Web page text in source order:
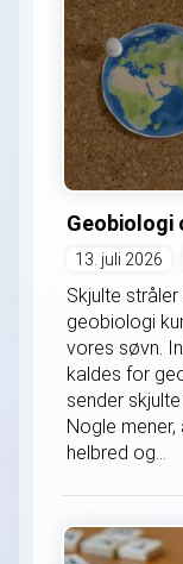
Geobiologi
13. juli 2026
Skjulte
geobiologi
vores søvn.
kaldes for
sender
Nogle
helbred og...